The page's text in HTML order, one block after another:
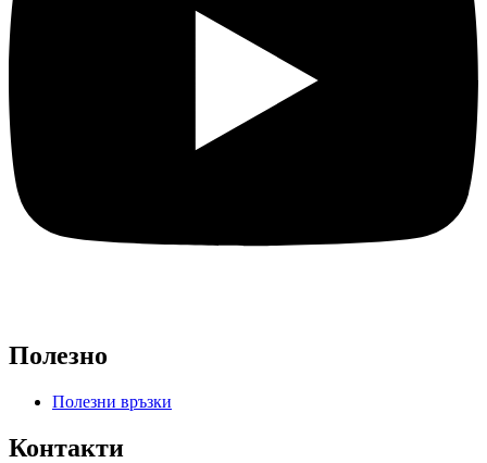
Полезно
Полезни връзки
Контакти